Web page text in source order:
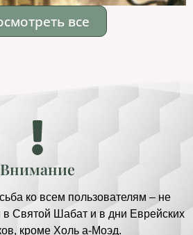
все
Внимание
ко всем пользователям – не
в Святой Шабат и в дни Еврейских
кроме Холь а-Моэд.